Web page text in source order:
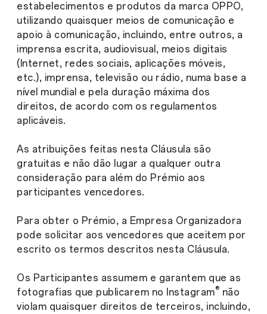
estabelecimentos e produtos da marca OPPO,
utilizando quaisquer meios de comunicação e
apoio à comunicação, incluindo, entre outros, a
imprensa escrita, audiovisual, meios digitais
(Internet, redes sociais, aplicações móveis,
etc.), imprensa, televisão ou rádio, numa base a
nível mundial e pela duração máxima dos
direitos, de acordo com os regulamentos
aplicáveis.
As atribuições feitas nesta Cláusula são
gratuitas e não dão lugar a qualquer outra
consideração para além do Prémio aos
participantes vencedores.
Para obter o Prémio, a Empresa Organizadora
pode solicitar aos vencedores que aceitem por
escrito os termos descritos nesta Cláusula.
Os Participantes assumem e garantem que as
fotografias que publicarem no Instagram® não
violam quaisquer direitos de terceiros, incluindo,